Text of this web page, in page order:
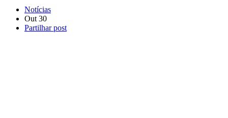
Notícias
Out 30
Partilhar post